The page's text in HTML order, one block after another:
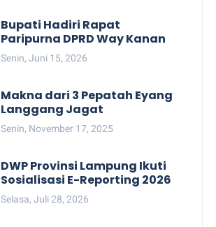
Bupati Hadiri Rapat
Paripurna DPRD Way Kanan
Senin, Juni 15, 2026
Makna dari 3 Pepatah Eyang
Langgang Jagat
Senin, November 17, 2025
DWP Provinsi Lampung Ikuti
Sosialisasi E-Reporting 2026
Selasa, Juli 28, 2026